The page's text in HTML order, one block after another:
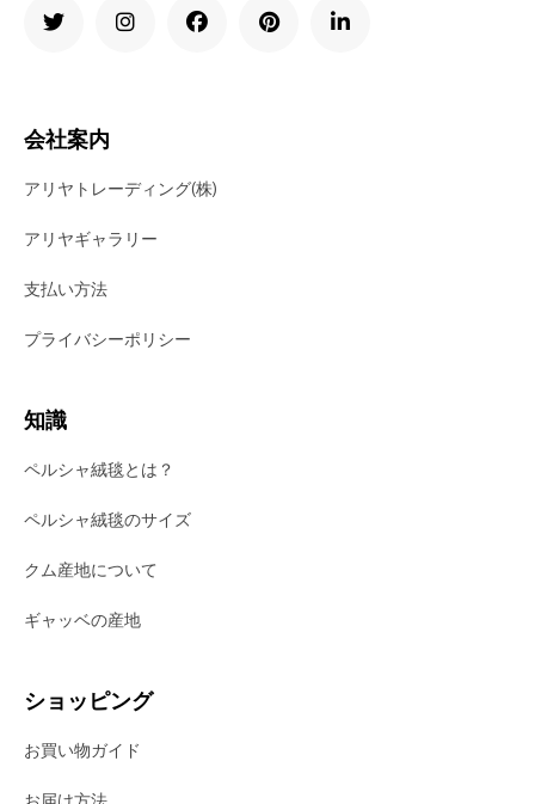
会社案内
アリヤトレーディング(株)
アリヤギャラリー
支払い方法
プライバシーポリシー
知識
ペルシャ絨毯とは？
ペルシャ絨毯のサイズ
クム産地について
ギャッベの産地
ショッピング
お買い物ガイド
お届け方法